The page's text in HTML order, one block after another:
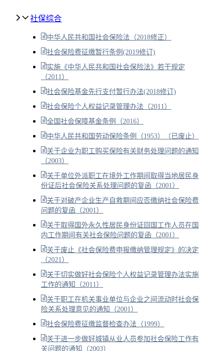
社保综合
中华人民共和国社会保险法（2018修正）
社会保险费征缴暂行条例(2019修订)
实施《中华人民共和国社会保险法》若干规定
（2011）
社会保险基金先行支付暂行办法(2018修订)
社会保险个人权益记录管理办法（2011）
全国社会保障基金条例（2016）
中华人民共和国劳动保险条例（1953）（已废止）
关于企业为职工购买保险有关财务处理问题的通知
（2003）
关于单位外派职工在境外工作期间取得当地居民身
份证后社会保险关系处理问题的复函（2001）
关于对破产企业生产自救期间应否缴纳社会保险费
问题的复函（2001）
关于取得国外永久性居民身份证回国工作人员在国
内工作期间有关社会保险问题的复函（2001）
关于废止《社会保险费申报缴纳管理规定》的决定
（2021）
关于切实做好社会保险个人权益记录管理办法实施
工作的通知（2011）
关于职工在机关事业单位与企业之间流动时社会保
险关系处理意见的通知（2001）
社会保险费征缴监督检查办法（1999）
关于进一步做好城镇从业人员参加社会保险工作有
关问题的通知（2003）